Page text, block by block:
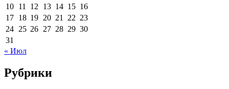
10 11 12 13 14 15 16
17 18 19 20 21 22 23
24 25 26 27 28 29 30
31
« Июл
Рубрики